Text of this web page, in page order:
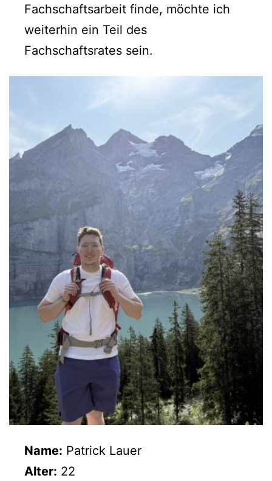
Fachschaftsarbeit finde, möchte ich
weiterhin ein Teil des
Fachschaftsrates sein.
Name: Patrick Lauer
Alter: 22